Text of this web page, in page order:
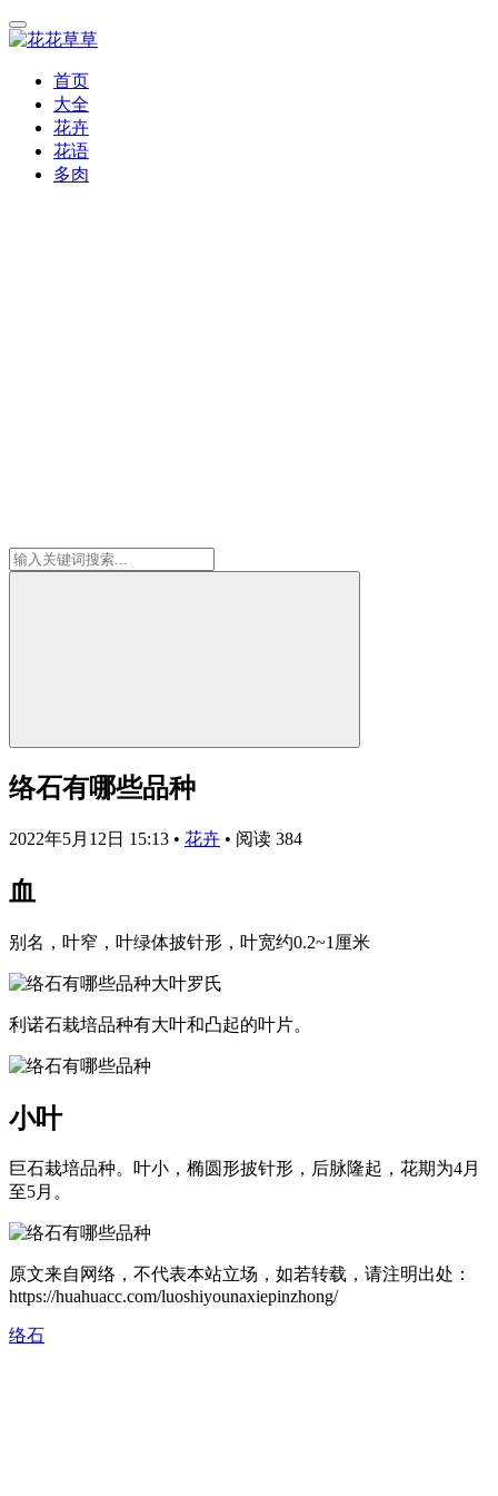
首页
大全
花卉
花语
多肉
络石有哪些品种
2022年5月12日 15:13 • 花卉 • 阅读 384
血
别名，叶窄，叶绿体披针形，叶宽约0.2~1厘米
大叶罗氏
利诺石栽培品种有大叶和凸起的叶片。
小叶
巨石栽培品种。叶小，椭圆形披针形，后脉隆起，花期为4月
至5月。
原文来自网络，不代表本站立场，如若转载，请注明出处：
https://huahuacc.com/luoshiyounaxiepinzhong/
络石